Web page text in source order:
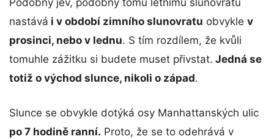
Podobný jev, podobný tomu letnímu slunovratu
nastává i v období zimního slunovratu obvykle v
prosinci, nebo v lednu. S tím rozdílem, že kvůli
tomuhle zážitku si budete muset přivstat. Jedná se
totiž o východ slunce, nikoli o západ.
Slunce se obvykle dotýká osy Manhattanských ulic
po 7 hodině ranní. Proto, že se to odehrává v